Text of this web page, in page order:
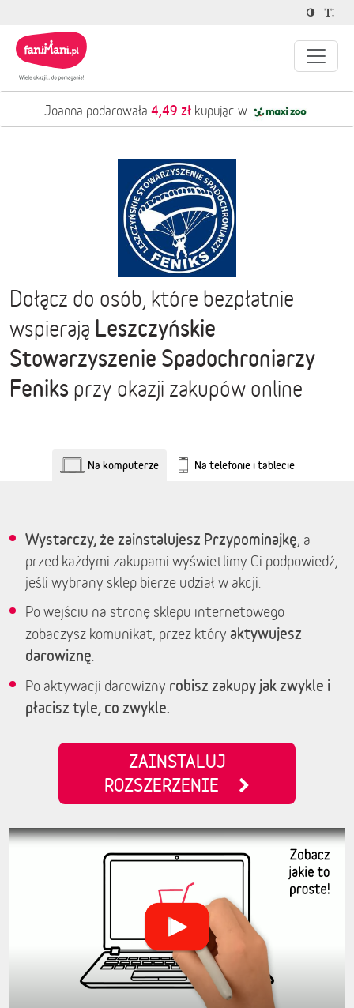
Joanna podarowała 4,49 zł kupując w
Dołącz do osób, które bezpłatnie
wspierają Leszczyńskie
Stowarzyszenie Spadochroniarzy
Feniks przy okazji zakupów online
Na komputerze Na telefonie i tablecie
Wystarczy, że zainstalujesz Przypominajkę, a
przed każdymi zakupami wyświetlimy Ci podpowiedź,
jeśli wybrany sklep bierze udział w akcji.
Po wejściu na stronę sklepu internetowego
zobaczysz komunikat, przez który aktywujesz
darowiznę
Po aktywacji darowizny robisz zakupy jak zwykle i
płacisz tyle, co zwykle.
ZAINSTALUJ
ROZSZERZENIE